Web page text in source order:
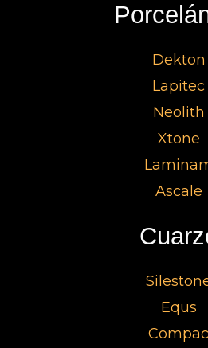
Dekton
Lapitec
Neolith
Xtone
Ascale
Equs
Compac